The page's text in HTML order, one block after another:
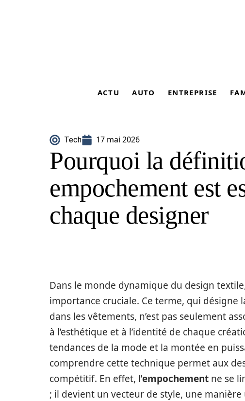
ACTU AUTO ENTREPRISE
Tech 17 mai 2026
Pourquoi la
empochement est
chaque designer
Dans le monde dynamique du design
importance cruciale. Ce terme, qui désigne
dans les vêtements, n’est pas seulement
à l’esthétique et à l’identité de chaque
tendances de la mode et la montée en
comprendre cette technique permet aux
compétitif. En effet, l’empochement ne se
; il devient un vecteur de style, une